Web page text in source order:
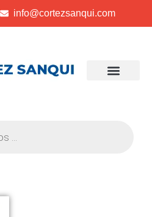
info@cortezsanqui.com